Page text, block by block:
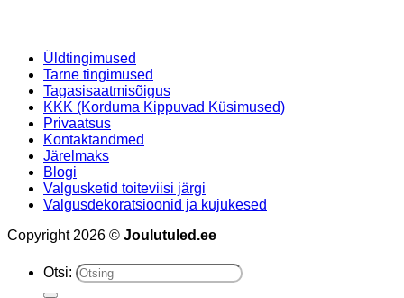
Üldtingimused
Tarne tingimused
Tagasisaatmisõigus
KKK (Korduma Kippuvad Küsimused)
Privaatsus
Kontaktandmed
Järelmaks
Blogi
Valgusketid toiteviisi järgi
Valgusdekoratsioonid ja kujukesed
Copyright 2026 © Joulutuled.ee
Otsi: